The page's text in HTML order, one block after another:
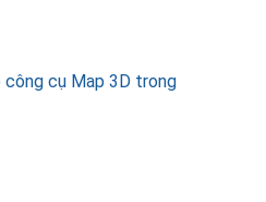
công cụ Map 3D trong